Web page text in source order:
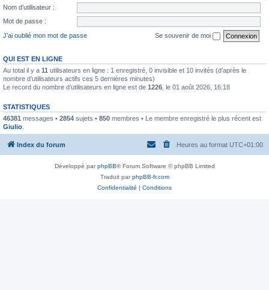
Nom d’utilisateur :
Mot de passe :
J’ai oublié mon mot de passe
Se souvenir de moi
QUI EST EN LIGNE
Au total il y a 11 utilisateurs en ligne : 1 enregistré, 0 invisible et 10 invités (d’après le
nombre d’utilisateurs actifs ces 5 dernières minutes)
Le record du nombre d’utilisateurs en ligne est de 1226 , le 01 août 2026, 16:18
STATISTIQUES
46381 messages • 2854 sujets • 850 membres • Le membre enregistré le plus récent est
Giulio
Index du forum Heures au format UTC+01:00
Développé parphpBB® Forum Software © phpBB Limited
Traduit parphpBB-fr.com
Confidentialité | Conditions